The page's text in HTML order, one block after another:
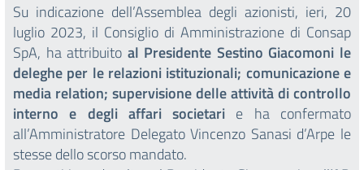
Su indicazione dell’Assemblea degli azionisti, ieri, 20
luglio 2023, il Consiglio di Amministrazione di Consap
SpA, ha attribuito al Presidente Sestino Giacomoni le
deleghe per le relazioni istituzionali; comunicazione e
media relation; supervisione delle attività di controllo
interno e degli affari societari e ha confermato
all’Amministratore Delegato Vincenzo Sanasi d’Arpe le
stesse dello scorso mandato.